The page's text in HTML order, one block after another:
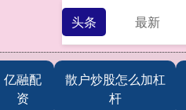
亿融配
资
散户炒股怎么加杠
杆
头条 最新